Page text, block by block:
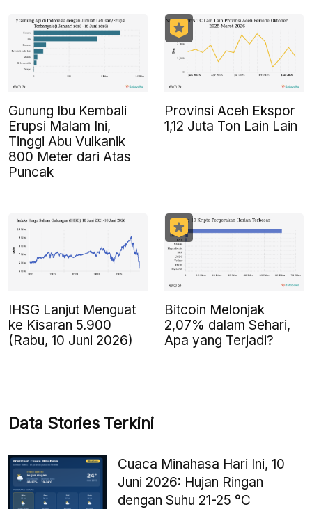
Gunung Ibu Kembali
Erupsi Malam Ini,
Tinggi Abu Vulkanik
800 Meter dari Atas
Puncak
Provinsi Aceh Ekspor
1,12 Juta Ton Lain Lain
IHSG Lanjut Menguat
ke Kisaran 5.900
(Rabu, 10 Juni 2026)
Bitcoin Melonjak
2,07% dalam Sehari,
Apa yang Terjadi?
Data Stories Terkini
Cuaca Minahasa Hari Ini, 10
Juni 2026: Hujan Ringan
dengan Suhu 21-25 °C